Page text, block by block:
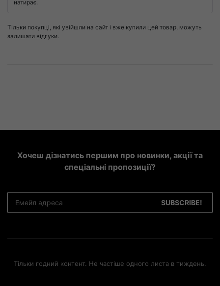
натирає.
Тільки покупці, які увійшли на сайт і вже купили цей товар, можуть
залишати відгуки.
Хочеш дізнатись першим про новинки, акції та
спеціальні пропозиції?
Тільки годний контент. Не частіше одного листа в тиждень.